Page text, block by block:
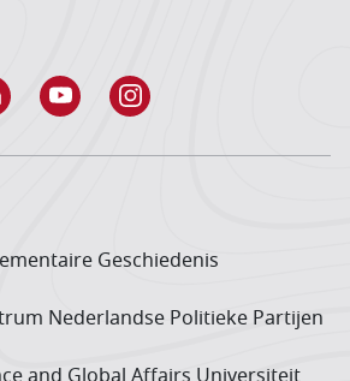
Geschiedenis
Neder­landse Politieke Partijen